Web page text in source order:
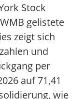
Stock
gelistete
zeigt sich
und
per
auf 71,41
wie